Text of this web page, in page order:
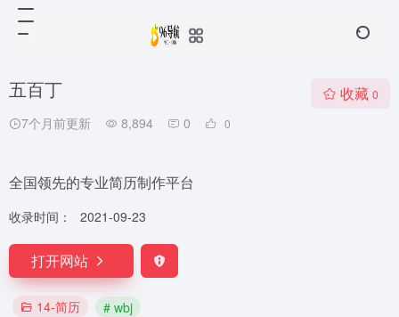
五百丁
7个月前更新 8,894 0 0
收藏 0
全国领先的专业简历制作平台
收录时间： 2021-09-23
打开网站
14-简历 # wbj